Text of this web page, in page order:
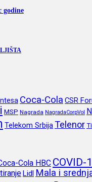
godine
Coca-Cola CSR
MSP Nagrada NagradaCorpVol
Telekom SrbijaTelenor
Cola HBC COVID-
Lidl Mala i